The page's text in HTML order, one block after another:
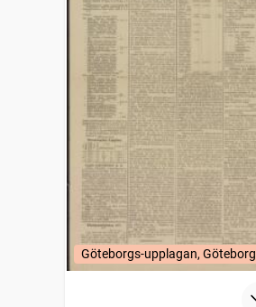
Göteborgs-upplagan, Göteborg